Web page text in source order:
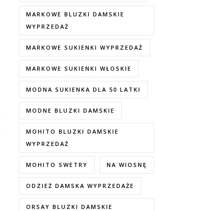
MARKOWE BLUZKI DAMSKIE
WYPRZEDAŻ
MARKOWE SUKIENKI WYPRZEDAŻ
MARKOWE SUKIENKI WŁOSKIE
MODNA SUKIENKA DLA 50 LATKI
MODNE BLUZKI DAMSKIE
MOHITO BLUZKI DAMSKIE
WYPRZEDAŻ
MOHITO SWETRY NA WIOSNĘ
ODZIEŻ DAMSKA WYPRZEDAŻE
ORSAY BLUZKI DAMSKIE